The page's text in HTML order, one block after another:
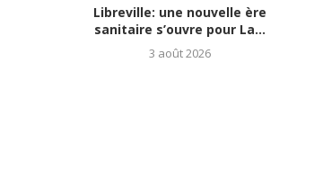
Libreville: une nouvelle ère
sanitaire s’ouvre pour La...
3 août 2026